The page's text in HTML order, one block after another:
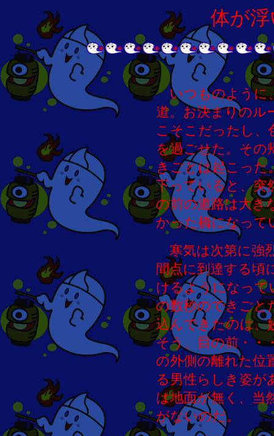
体が
いつものように
道。お決まりのル
こそこだったし、
を過ごせた。その
きごとは起こった
下っていると、突
の前の道路は大き
かった橋になって
寒気は次第に強
間点に到達する頃
けるようになって
の数秒のできごと
込んできたのは、
そう、目の前・・
の外側の離れた位
る男性らしき姿が
は地面が無く、当
がないのだ。